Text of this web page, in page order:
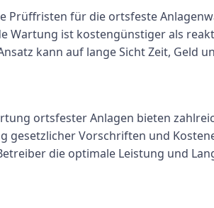
Prüffristen für die ortsfeste
Wartung ist kostengünstiger als
kann auf lange Sicht Zeit, Geld
ortsfester Anlagen bieten
gesetzlicher Vorschriften und
die optimale Leistung und